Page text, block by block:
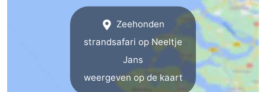
Zeehonden
strandsafari op Neeltje
Jans
weergeven op de kaart